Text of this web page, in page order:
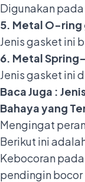
Digunakan pada
5. Metal O-ring
Jenis gasket ini
6. Metal
Jenis gasket ini
Baca Juga :
Bahaya yang
Mengingat
Berikut ini
Kebocoran
pendingin